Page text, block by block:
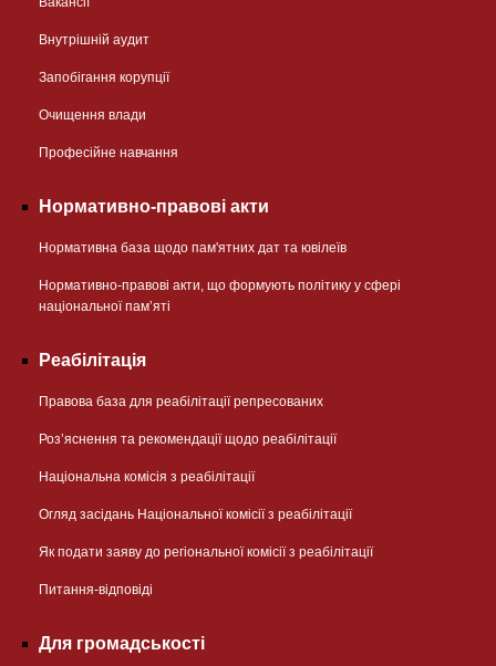
Внутрішній аудит
Запобігання корупції
Очищення влади
Професійне навчання
Нормативно-правові акти
Нормативна база щодо пам'ятних дат та ювілеїв
Нормативно-правові акти, що формують політику у сфері
національної памʼяті
Реабілітація
Правова база для реабілітації репресованих
Розʼяснення та рекомендації щодо реабілітації
Національна комісія з реабілітації
Огляд засідань Національної комісії з реабілітації
Як подати заяву до регіональної комісії з реабілітації
Питання-відповіді
Для громадськості